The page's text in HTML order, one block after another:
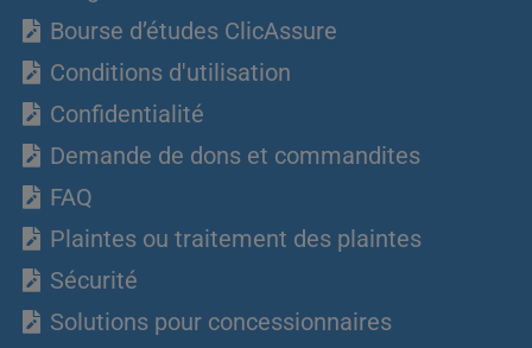
Bourse d’études ClicAssure
Conditions d'utilisation
Confidentialité
Demande de dons et commandites
FAQ
Plaintes ou traitement des plaintes
Sécurité
Solutions pour concessionnaires